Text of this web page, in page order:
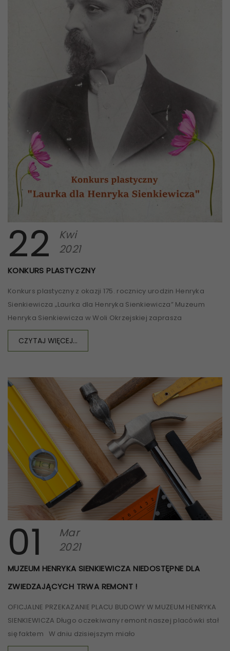
22
Kwi
2021
KONKURS PLASTYCZNY
Konkurs plastyczny z okazji 175. rocznicy urodzin Henryka
Sienkiewicza „Laurka dla Henryka Sienkiewicza” Muzeum
Henryka Sienkiewicza w Woli Okrzejskiej zaprasza
CZYTAJ WIĘCEJ...
01
Mar
2021
MUZEUM HENRYKA SIENKIEWICZA NIEDOSTĘPNE DLA
ZWIEDZAJĄCYCH TRWA REMONT !
OFICJALNE PRZEKAZANIE PLACU BUDOWY W MUZEUM HENRYKA
SIENKIEWICZA Długo oczekiwany remont naszej placówki stał
się faktem W dniu dzisiejszym miało